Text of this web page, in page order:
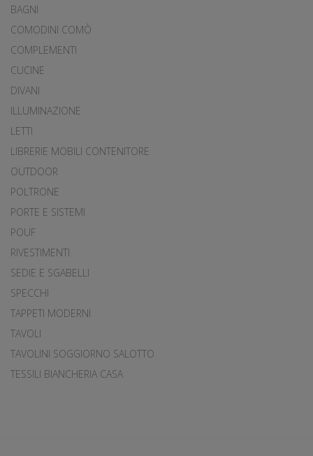
BAGNI
COMODINI COMÒ
COMPLEMENTI
CUCINE
DIVANI
ILLUMINAZIONE
LETTI
LIBRERIE MOBILI CONTENITORE
OUTDOOR
POLTRONE
PORTE E SISTEMI
POUF
RIVESTIMENTI
SEDIE E SGABELLI
SPECCHI
TAPPETI MODERNI
TAVOLI
TAVOLINI SOGGIORNO SALOTTO
TESSILI BIANCHERIA CASA